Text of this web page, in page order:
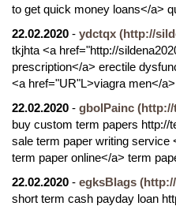
to get quick money loans</a>
22.02.2020 - ydctqx (http://
tkjhta <a href="http://
prescription</a> erectile
<a href="UR"L>viagra men</
22.02.2020 - gbolPainc (http://
buy custom term papers http://
sale term paper writing service
term paper online</a> term
22.02.2020 - egksBlags
short term cash payday loan